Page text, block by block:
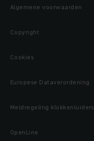
Algemene voorwaarden
Copyright
Cookies
Europese Dataverordening
Meldregeling klokkenluiders
OpenLine